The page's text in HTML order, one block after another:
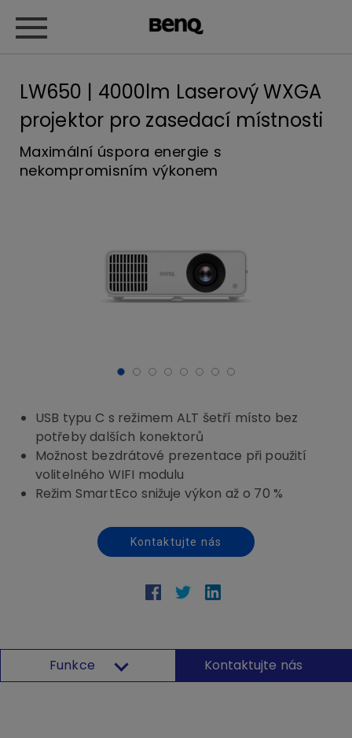
LW650 | 4000lm Laserový WXGA
projektor pro zasedací místnosti
Maximální úspora energie s
nekompromisním výkonem
USB typu C s režimem ALT šetří místo bez
potřeby dalších konektorů
Možnost bezdrátové prezentace při použití
volitelného WIFI modulu
Režim SmartEco snižuje výkon až o 70 %
Kontaktujte nás
Funkce Kontaktujte nás